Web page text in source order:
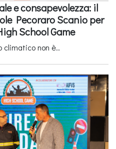
e consapevolezza: il
Pecoraro Scanio per
School Game
climatico non è..